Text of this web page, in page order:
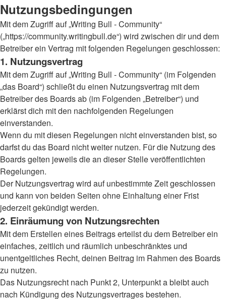
Nutzungsbedingungen
Mit dem Zugriff auf „Writing Bull - Community“
(„https://community.writingbull.de“) wird zwischen dir und dem
Betreiber ein Vertrag mit folgenden Regelungen geschlossen:
1. Nutzungsvertrag
Mit dem Zugriff auf „Writing Bull - Community“ (im Folgenden
„das Board“) schließt du einen Nutzungsvertrag mit dem
Betreiber des Boards ab (im Folgenden „Betreiber“) und
erklärst dich mit den nachfolgenden Regelungen
einverstanden.
Wenn du mit diesen Regelungen nicht einverstanden bist, so
darfst du das Board nicht weiter nutzen. Für die Nutzung des
Boards gelten jeweils die an dieser Stelle veröffentlichten
Regelungen.
Der Nutzungsvertrag wird auf unbestimmte Zeit geschlossen
und kann von beiden Seiten ohne Einhaltung einer Frist
jederzeit gekündigt werden.
2. Einräumung von Nutzungsrechten
Mit dem Erstellen eines Beitrags erteilst du dem Betreiber ein
einfaches, zeitlich und räumlich unbeschränktes und
unentgeltliches Recht, deinen Beitrag im Rahmen des Boards
zu nutzen.
Das Nutzungsrecht nach Punkt 2, Unterpunkt a bleibt auch
nach Kündigung des Nutzungsvertrages bestehen.